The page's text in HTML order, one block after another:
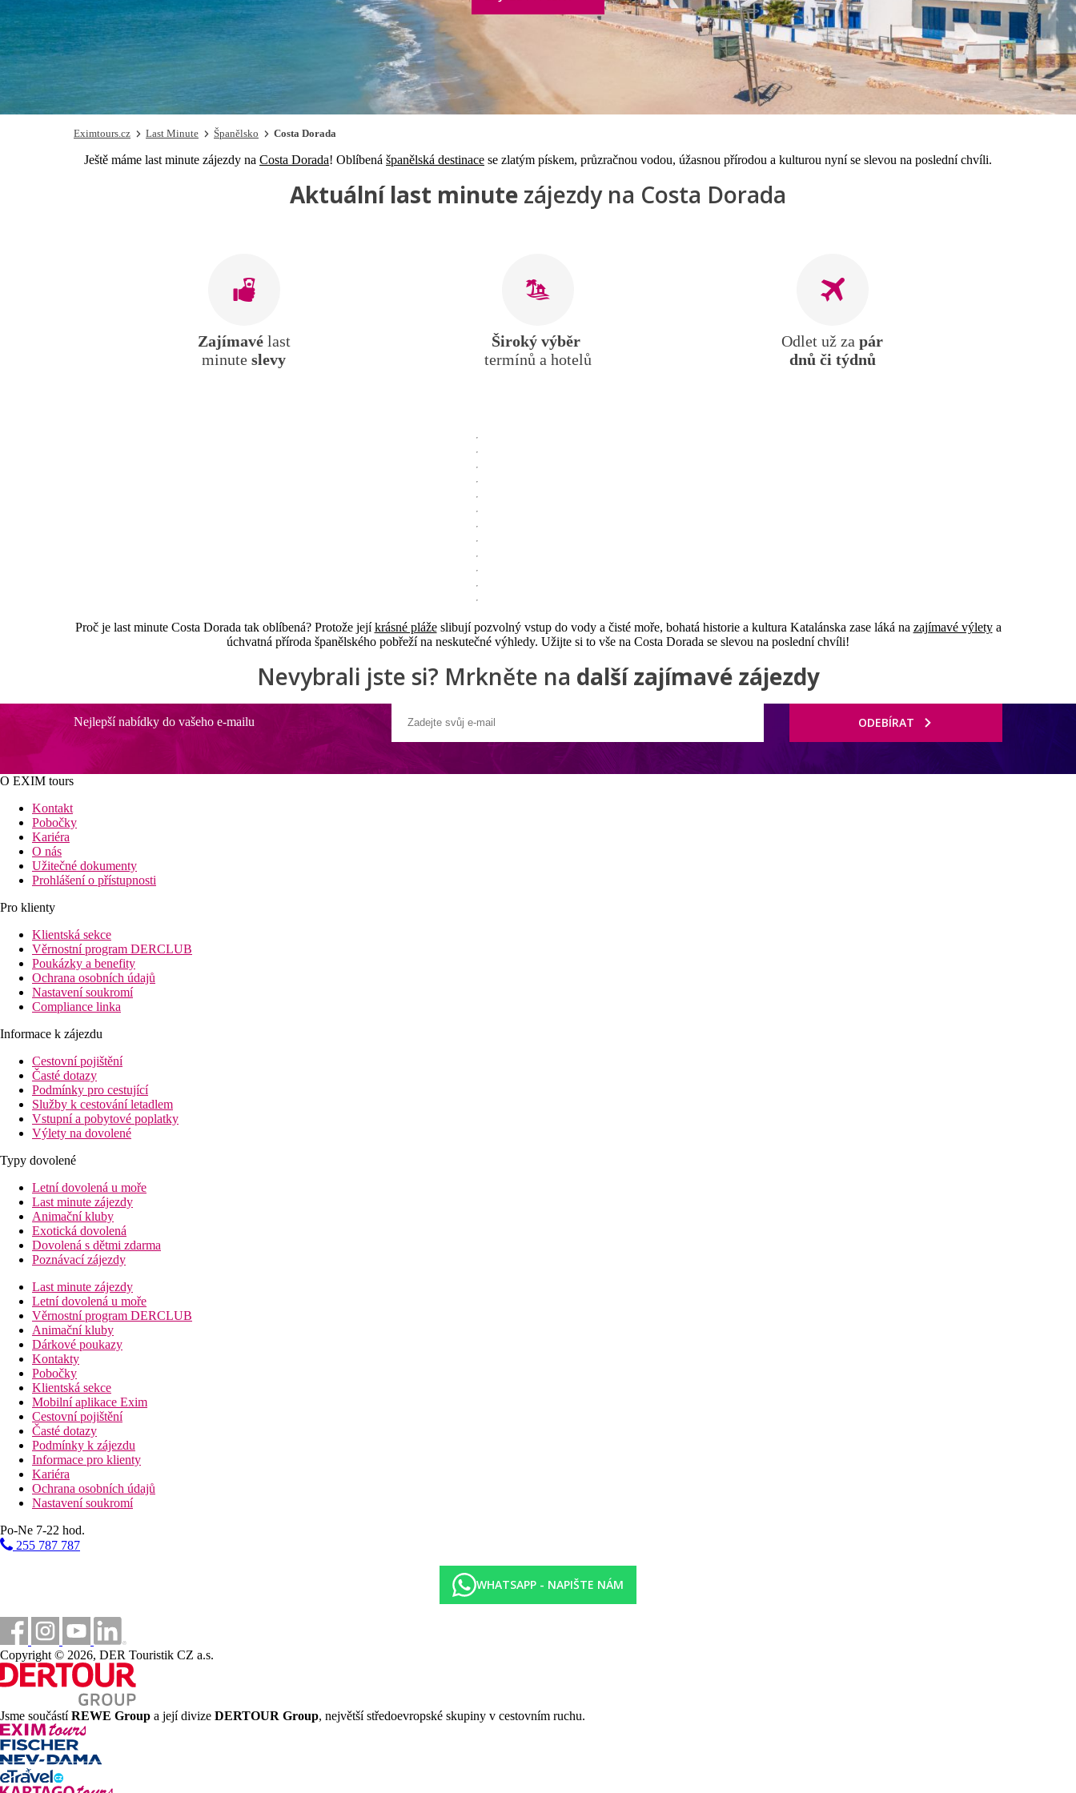
Eximtours.cz Last Minute Španělsko Costa Dorada
Ještě máme last minute zájezdy na Costa Dorada! Oblíbená španělská destinace se zlatým pískem, průzračnou vodou, úžasnou přírodou a kulturou nyní se slevou na poslední chvíli.
Aktuální last minute zájezdy na Costa Dorada
Zajímavé last
minute slevy
Široký výběr
termínů a hotelů
Odlet už za pár
dnů či týdnů
Proč je last minute Costa Dorada tak oblíbená? Protože jejíkrásné plážeslibují pozvolný vstup do vody a čisté moře, bohatá historie a kultura Katalánska zase láká na zajímavé výletya
úchvatná příroda španělského pobřeží na neskutečné výhledy. Užijte si to vše na Costa Dorada se slevou na poslední chvíli!
Nevybrali jste si? Mrkněte na další zajímavé zájezdy
Nejlepší nabídky do vašeho e-mailu ODEBÍRAT
O EXIM tours
Kontakt
Pobočky
Kariéra
O nás
Užitečné dokumenty
Prohlášení o přístupnosti
Pro klienty
Klientská sekce
Věrnostní program DERCLUB
Poukázky a benefity
Ochrana osobních údajů
Nastavení soukromí
Compliance linka
Informace k zájezdu
Cestovní pojištění
Časté dotazy
Podmínky pro cestující
Služby k cestování letadlem
Vstupní a pobytové poplatky
Výlety na dovolené
Typy dovolené
Letní dovolená u moře
Last minute zájezdy
Animační kluby
Exotická dovolená
Dovolená s dětmi zdarma
Poznávací zájezdy
Last minute zájezdy
Letní dovolená u moře
Věrnostní program DERCLUB
Animační kluby
Dárkové poukazy
Kontakty
Pobočky
Klientská sekce
Mobilní aplikace Exim
Cestovní pojištění
Časté dotazy
Podmínky k zájezdu
Informace pro klienty
Kariéra
Ochrana osobních údajů
Nastavení soukromí
Po-Ne 7-22 hod.
255 787 787
WHATSAPP - NAPIŠTE NÁM
Copyright © 2026, DER Touristik CZ a.s.
Jsme součástíREWE Group a její divize DERTOUR Group, největší středoevropské skupiny v cestovním ruchu.